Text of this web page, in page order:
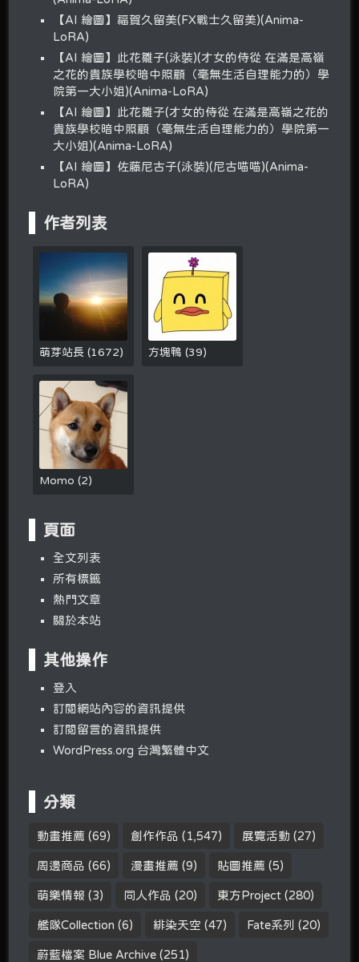
【AI 繪圖】福賀久留美(FX戰士久留美)(Anima-
LoRA)
【AI 繪圖】此花雛子(泳裝)(才女的侍從 在滿是高嶺
之花的貴族學校暗中照顧（毫無生活自理能力的）學
院第一大小姐)(Anima-LoRA)
【AI 繪圖】此花雛子(才女的侍從 在滿是高嶺之花的
貴族學校暗中照顧（毫無生活自理能力的）學院第一
大小姐)(Anima-LoRA)
【AI 繪圖】佐藤尼古子(泳裝)(尼古喵喵)(Anima-
LoRA)
作者列表
萌芽站長(1672) 方塊鴨(39)
Momo(2)
頁面
全文列表
所有標籤
熱門文章
關於本站
其他操作
登入
訂閱網站內容的資訊提供
訂閱留言的資訊提供
WordPress.org 台灣繁體中文
分類
動畫推薦 (69) 創作作品 (1,547) 展覽活動 (27)
周邊商品 (66) 漫畫推薦 (9) 貼圖推薦 (5)
萌樂情報 (3) 同人作品 (20) 東方Project (280)
艦隊Collection (6) 緋染天空 (47) Fate系列 (20)
蔚藍檔案 Blue Archive (251)